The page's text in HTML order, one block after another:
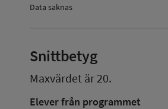
Data saknas
Snittbetyg
Maxvärdet är 20.
Elever från programmet